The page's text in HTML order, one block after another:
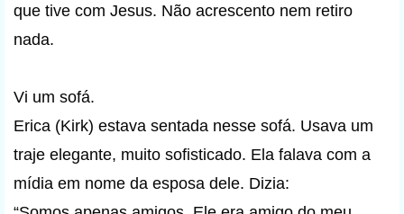
que tive com Jesus. Não acrescento nem retiro
nada.
Vi um sofá.
Erica (Kirk) estava sentada nesse sofá. Usava um
traje elegante, muito sofisticado. Ela falava com a
mídia em nome da esposa dele. Dizia: